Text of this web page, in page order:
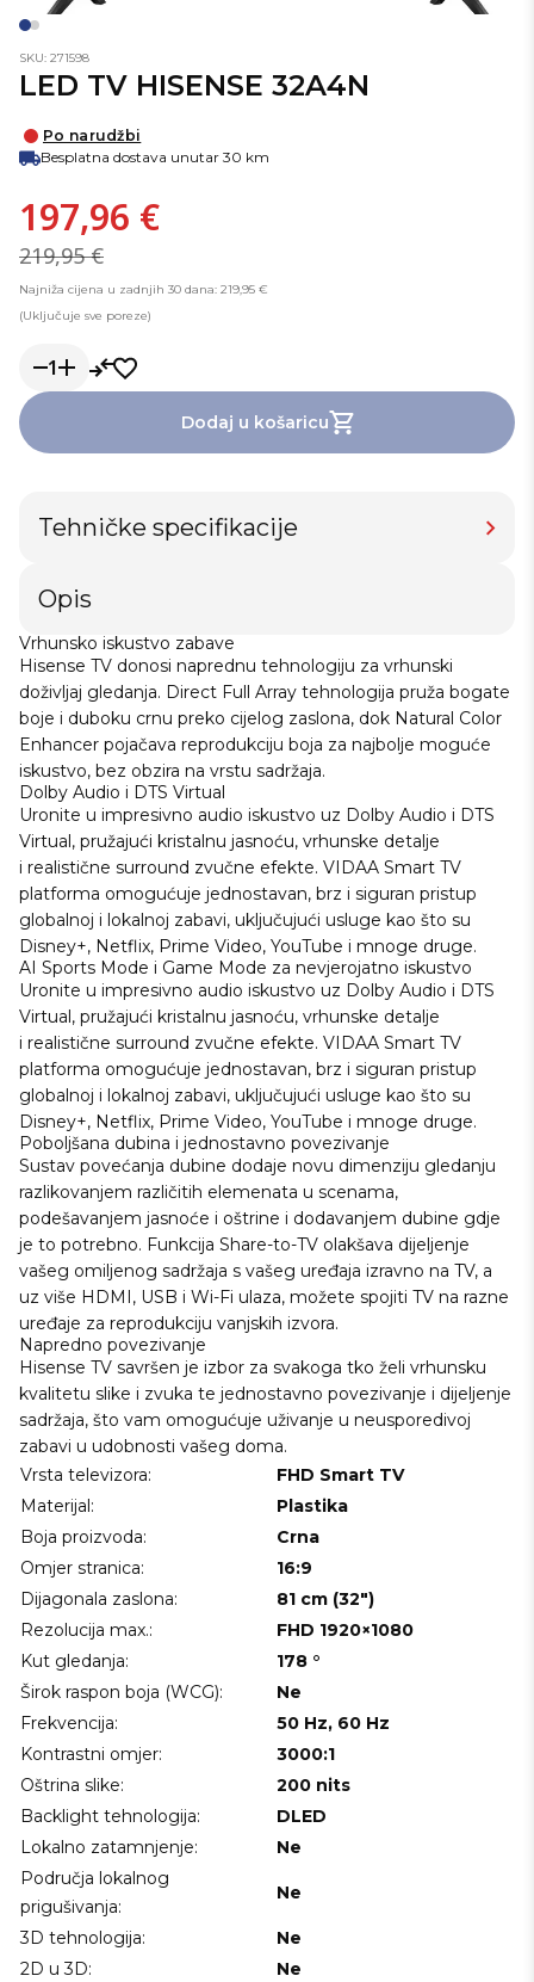
SKU: 271598
LED TV HISENSE 32A4N
Po narudžbi
Besplatna dostava unutar 30 km
197,96 €
219,95 €
Najniža cijena u zadnjih 30 dana: 219,95 €
(Uključuje sve poreze)
1
Dodaj u košaricu
Tehničke specifikacije
Opis
Vrhunsko iskustvo zabave
Hisense TV donosi naprednu tehnologiju za vrhunski
doživljaj gledanja. Direct Full Array tehnologija pruža bogate
boje i duboku crnu preko cijelog zaslona, ​​dok Natural Color
Enhancer pojačava reprodukciju boja za najbolje moguće
iskustvo, bez obzira na vrstu sadržaja.
Dolby Audio i DTS Virtual
Uronite u impresivno audio iskustvo uz Dolby Audio i DTS
Virtual, pružajući kristalnu jasnoću, vrhunske detalje
i realistične surround zvučne efekte. VIDAA Smart TV
platforma omogućuje jednostavan, brz i siguran pristup
globalnoj i lokalnoj zabavi, uključujući usluge kao što su
Disney+, Netflix, Prime Video, YouTube i mnoge druge.
AI Sports Mode i Game Mode za nevjerojatno iskustvo
Uronite u impresivno audio iskustvo uz Dolby Audio i DTS
Virtual, pružajući kristalnu jasnoću, vrhunske detalje
i realistične surround zvučne efekte. VIDAA Smart TV
platforma omogućuje jednostavan, brz i siguran pristup
globalnoj i lokalnoj zabavi, uključujući usluge kao što su
Disney+, Netflix, Prime Video, YouTube i mnoge druge.
Poboljšana dubina i jednostavno povezivanje
Sustav povećanja dubine dodaje novu dimenziju gledanju
razlikovanjem različitih elemenata u scenama,
podešavanjem jasnoće i oštrine i dodavanjem dubine gdje
je to potrebno. Funkcija Share-to-TV olakšava dijeljenje
vašeg omiljenog sadržaja s vašeg uređaja izravno na TV, a
uz više HDMI, USB i Wi-Fi ulaza, možete spojiti TV na razne
uređaje za reprodukciju vanjskih izvora.
Napredno povezivanje
Hisense TV savršen je izbor za svakoga tko želi vrhunsku
kvalitetu slike i zvuka te jednostavno povezivanje i dijeljenje
sadržaja, što vam omogućuje uživanje u neusporedivoj
zabavi u udobnosti vašeg doma.
Vrsta televizora:
FHD Smart TV
Materijal:
Plastika
Boja proizvoda:
Crna
Omjer stranica:
16:9
Dijagonala zaslona:
81 cm (32")
Rezolucija max.:
FHD 1920×1080
Kut gledanja:
178 °
Širok raspon boja (WCG):
Ne
Frekvencija:
50 Hz, 60 Hz
Kontrastni omjer:
3000:1
Oštrina slike:
200 nits
Backlight tehnologija:
DLED
Lokalno zatamnjenje:
Ne
Područja lokalnog
prigušivanja:
Ne
3D tehnologija:
Ne
2D u 3D:
Ne